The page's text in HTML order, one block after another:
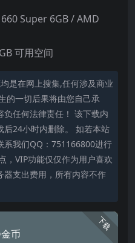
Super 6GB / AMD
可用空间
是在网上搜集,任何涉及商业
的一切后果将由您自己承
任何法律责任！ 该下载内
后24小时内删除。 如若本站
系我们QQ：751166800进行
，VIP功能仅仅作为用户喜欢
器支出费用，所有内容不作
下载
金币